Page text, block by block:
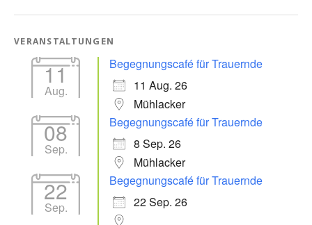
VERANSTALTUNGEN
11
Aug.
Begegnungscafé für Trauernde
11 Aug. 26
Mühlacker
08
Sep.
Begegnungscafé für Trauernde
8 Sep. 26
Mühlacker
22
Sep.
Begegnungscafé für Trauernde
22 Sep. 26